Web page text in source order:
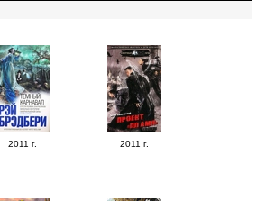
2011 г. 2011 г.